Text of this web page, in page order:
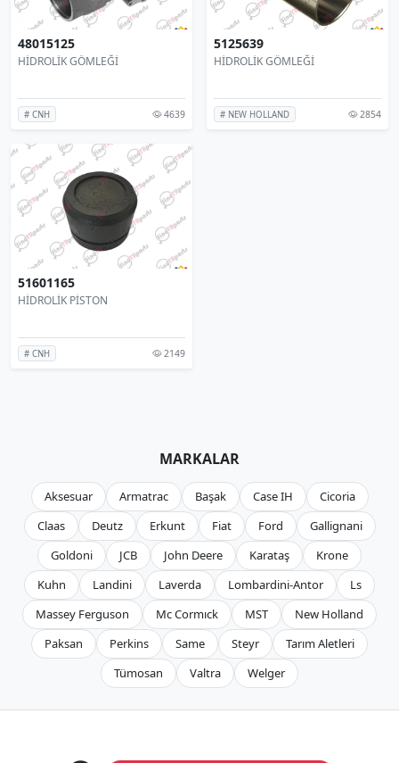
48015125
HİDROLİK GÖMLEĞİ
# CNH 4639
5125639
HİDROLİK GÖMLEĞİ
# NEW HOLLAND 2854
51601165
HİDROLİK PİSTON
# CNH 2149
MARKALAR
Aksesuar Armatrac Başak Case IH
Cicoria
Claas
Deutz Erkunt Fiat Ford
Gallignani
Goldoni
JCB John Deere Karataş
Krone
Kuhn
Landini Laverda Lombardini-Antor
Ls
Massey Ferguson
Mc Cormıck MST
New Holland
Paksan
Perkins Same Steyr
Tarım Aletleri
Tümosan
Valtra Welger